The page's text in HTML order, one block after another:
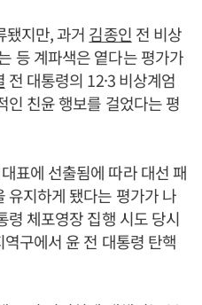
됐지만, 과거 김종인 전 비상
등 계파색은 옅다는 평가가
전 대통령의 12·3 비상계엄
인 친윤 행보를 걸었다는 평
표에 선출됨에 따라 대선 패
유지하게 됐다는 평가가 나
령 체포영장 집행 시도 당시
구에서 윤 전 대통령 탄핵